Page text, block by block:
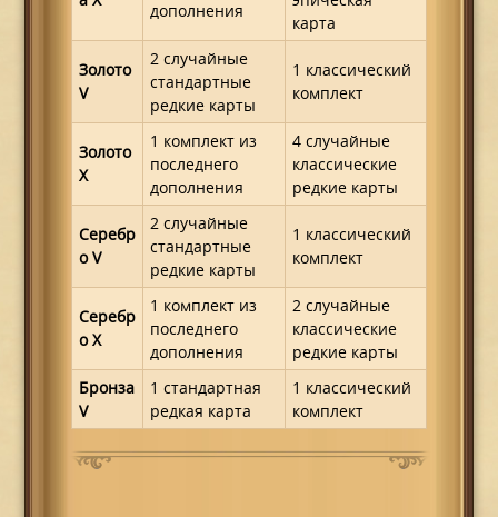
дополнения
карта
Золото
V
2 случайные
стандартные
редкие карты
1 классический
комплект
Золото
X
1 комплект из
последнего
дополнения
4 случайные
классические
редкие карты
Серебр
о V
2 случайные
стандартные
редкие карты
1 классический
комплект
Серебр
о X
1 комплект из
последнего
дополнения
2 случайные
классические
редкие карты
Бронза
V
1 стандартная
редкая карта
1 классический
комплект